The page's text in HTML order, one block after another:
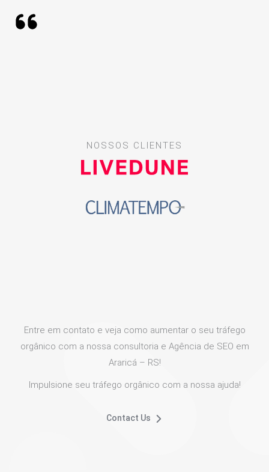
NOSSOS CLIENTES
Entre em contato e veja como aumentar o seu tráfego
orgânico com a nossa consultoria e Agência de SEO em
Araricá – RS!
Impulsione seu tráfego orgânico com a nossa ajuda!
Contact Us